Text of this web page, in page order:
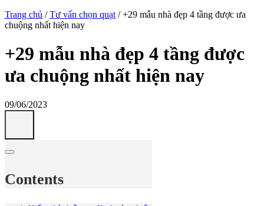
Trang chủ /Tư vấn chọn quạt /+29 mẫu nhà đẹp 4 tầng được ưa
chuộng nhất hiện nay
+29 mẫu nhà đẹp 4 tầng được
ưa chuộng nhất hiện nay
09/06/2023
Contents